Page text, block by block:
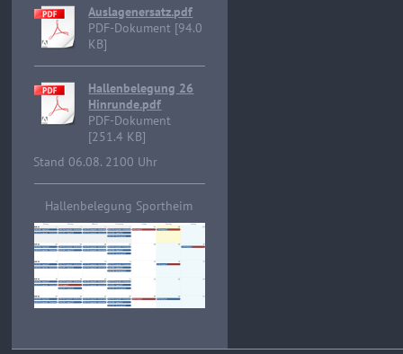
Auslagenersatz.pdf
PDF-Dokument [94.0
KB]
Hallenbelegung 26
Hinrunde.pdf
PDF-Dokument
[251.4 KB]
Stand 06.08. 2100 Uhr
Hallenbelegung Sportheim